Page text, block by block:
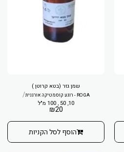
שמן גזר (בטא קרוטן )
ROGA - רוגע קוסמטיקה אורגנית /
10, 50 , 100 מ"ל
₪20
הוסף לסל הקניות